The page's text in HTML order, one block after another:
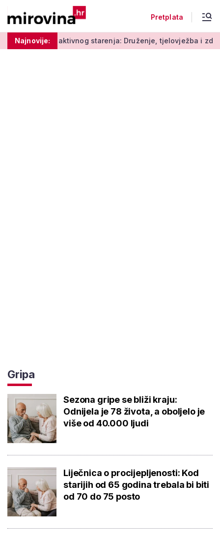
Pretplata
Najnovije:aktivnog starenja: Druženje, tjelovježba i zdrava
Gripa
Sezona gripe se bliži kraju:
Odnijela je 78 života, a oboljelo je
više od 40.000 ljudi
Liječnica o procijepljenosti: Kod
starijih od 65 godina trebala bi biti
od 70 do 75 posto